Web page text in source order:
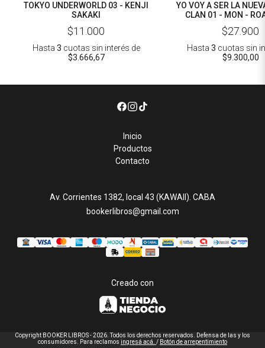
TOKYO UNDERWORLD 03 - KENJI
SAKAKI
$11.000
Hasta 3 cuotas sin interés de
$3.666,67
YO VOY A SER LA
CLAN 01 - MON -
$27.900
Hasta 3 cuotas sin
$9.300,00
Inicio
Productos
Contacto
Av. Corrientes 1382, local 43 (KAWAII). CABA
bookerlibros@gmail.com
Creado con
Copyright BOOKER LIBROS - 2026. Todos los derechos reservados. Defensa de las y los
consumidores. Para reclamos ingresá acá. / Botón de arrepentimiento